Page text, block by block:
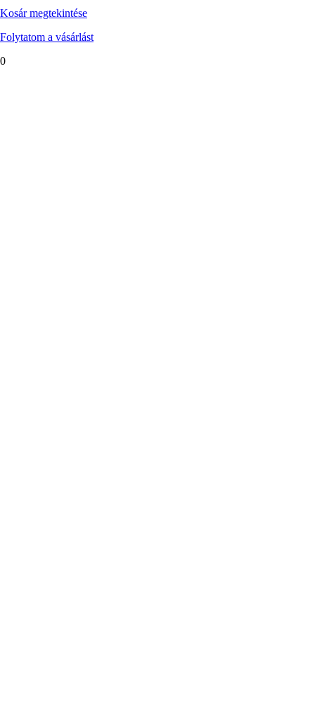
Kosár megtekintése
Folytatom a vásárlást
0